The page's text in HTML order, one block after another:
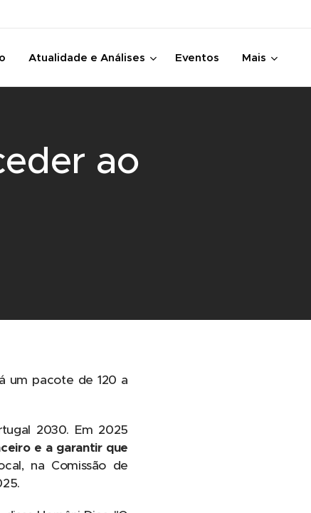
Atualidade e Análises Eventos Mais
ao
um pacote de 120 a
2030. Em 2025
e a garantir que
na Comissão de